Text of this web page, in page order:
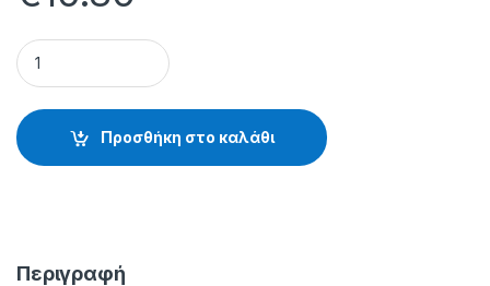
PREDATOR - 20.22.70.014 quantity
Προσθήκη στο καλάθι
Περιγραφή